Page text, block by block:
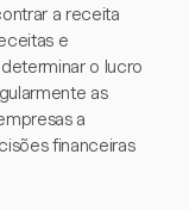
a receita
e
o lucro
as
a
financeiras